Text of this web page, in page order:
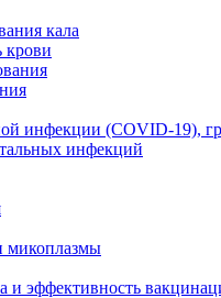
кала
крови
инфекции (COVID-19),
инфекций
микоплазмы
эффективность